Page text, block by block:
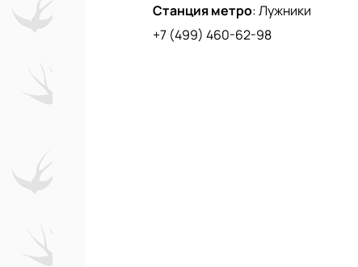
Станция метро:Лужники
+7 (499) 460-62-98